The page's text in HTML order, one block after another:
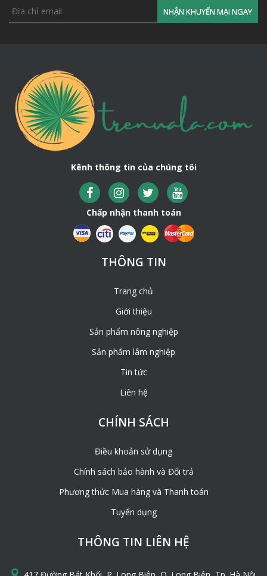
Kênh thông tin của chúng tôi
Chấp nhận thanh toán
THÔNG TIN
Trang chủ
Giới thiệu
Sản phẩm nông nghiệp
Sản phẩm lâm nghiệp
Tin tức
Liên hệ
CHÍNH SÁCH
Điều khoản sử dụng
Chính sách bảo hành và Đổi trả
Phương thức Mua hàng và Thanh toán
Tuyển dụng
THÔNG TIN LIÊN HỆ